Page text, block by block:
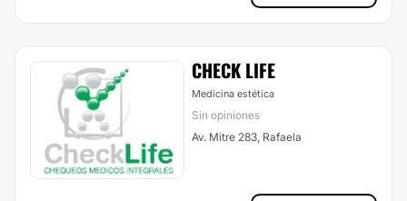
CHECK LIFE
Medicina estética
Sin opiniones
Av. Mitre 283, Rafaela